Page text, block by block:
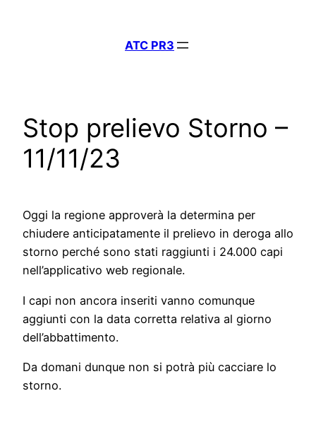
ATC PR3
Stop prelievo Storno –
11/11/23
Oggi la regione approverà la determina per
chiudere anticipatamente il prelievo in deroga allo
storno perché sono stati raggiunti i 24.000 capi
nell’applicativo web regionale.
I capi non ancora inseriti vanno comunque
aggiunti con la data corretta relativa al giorno
dell’abbattimento.
Da domani dunque non si potrà più cacciare lo
storno.